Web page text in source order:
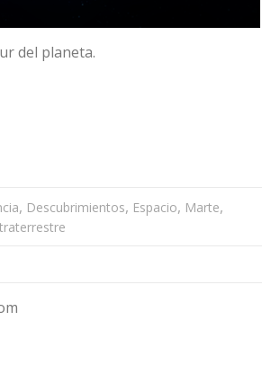
del planeta.
, Descubrimientos, Espacio, Marte,